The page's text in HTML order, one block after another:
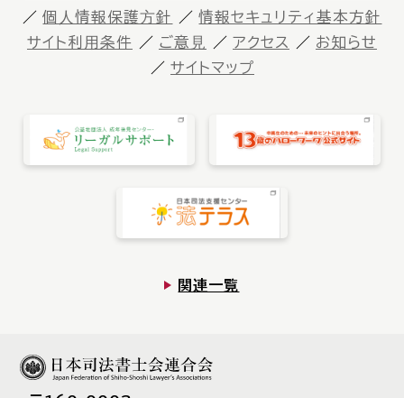
個⼈情報保護⽅針
情報セキュリティ基本方針
サイト利⽤条件
ご意⾒ アクセス
お知らせ
サイトマップ
関連一覧